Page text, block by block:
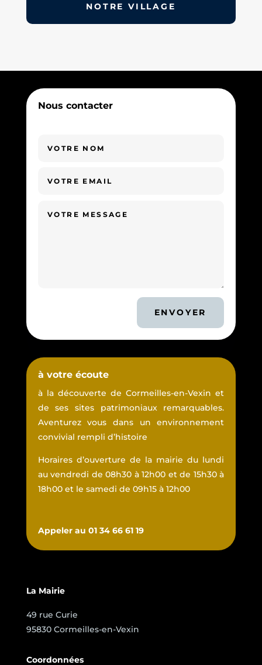
NOTRE VILLAGE
Nous contacter
ENVOYER
à votre écoute
à la découverte de Cormeilles-en-Vexin et
de ses sites patrimoniaux remarquables.
Aventurez vous dans un environnement
convivial rempli d’histoire
Horaires d’ouverture de la mairie du lundi
au vendredi de 08h30 à 12h00 et de 15h30 à
18h00 et le samedi de 09h15 à 12h00
Appeler au 01 34 66 61 19
La Mairie
49 rue Curie
95830 Cormeilles-en-Vexin
Coordonnées